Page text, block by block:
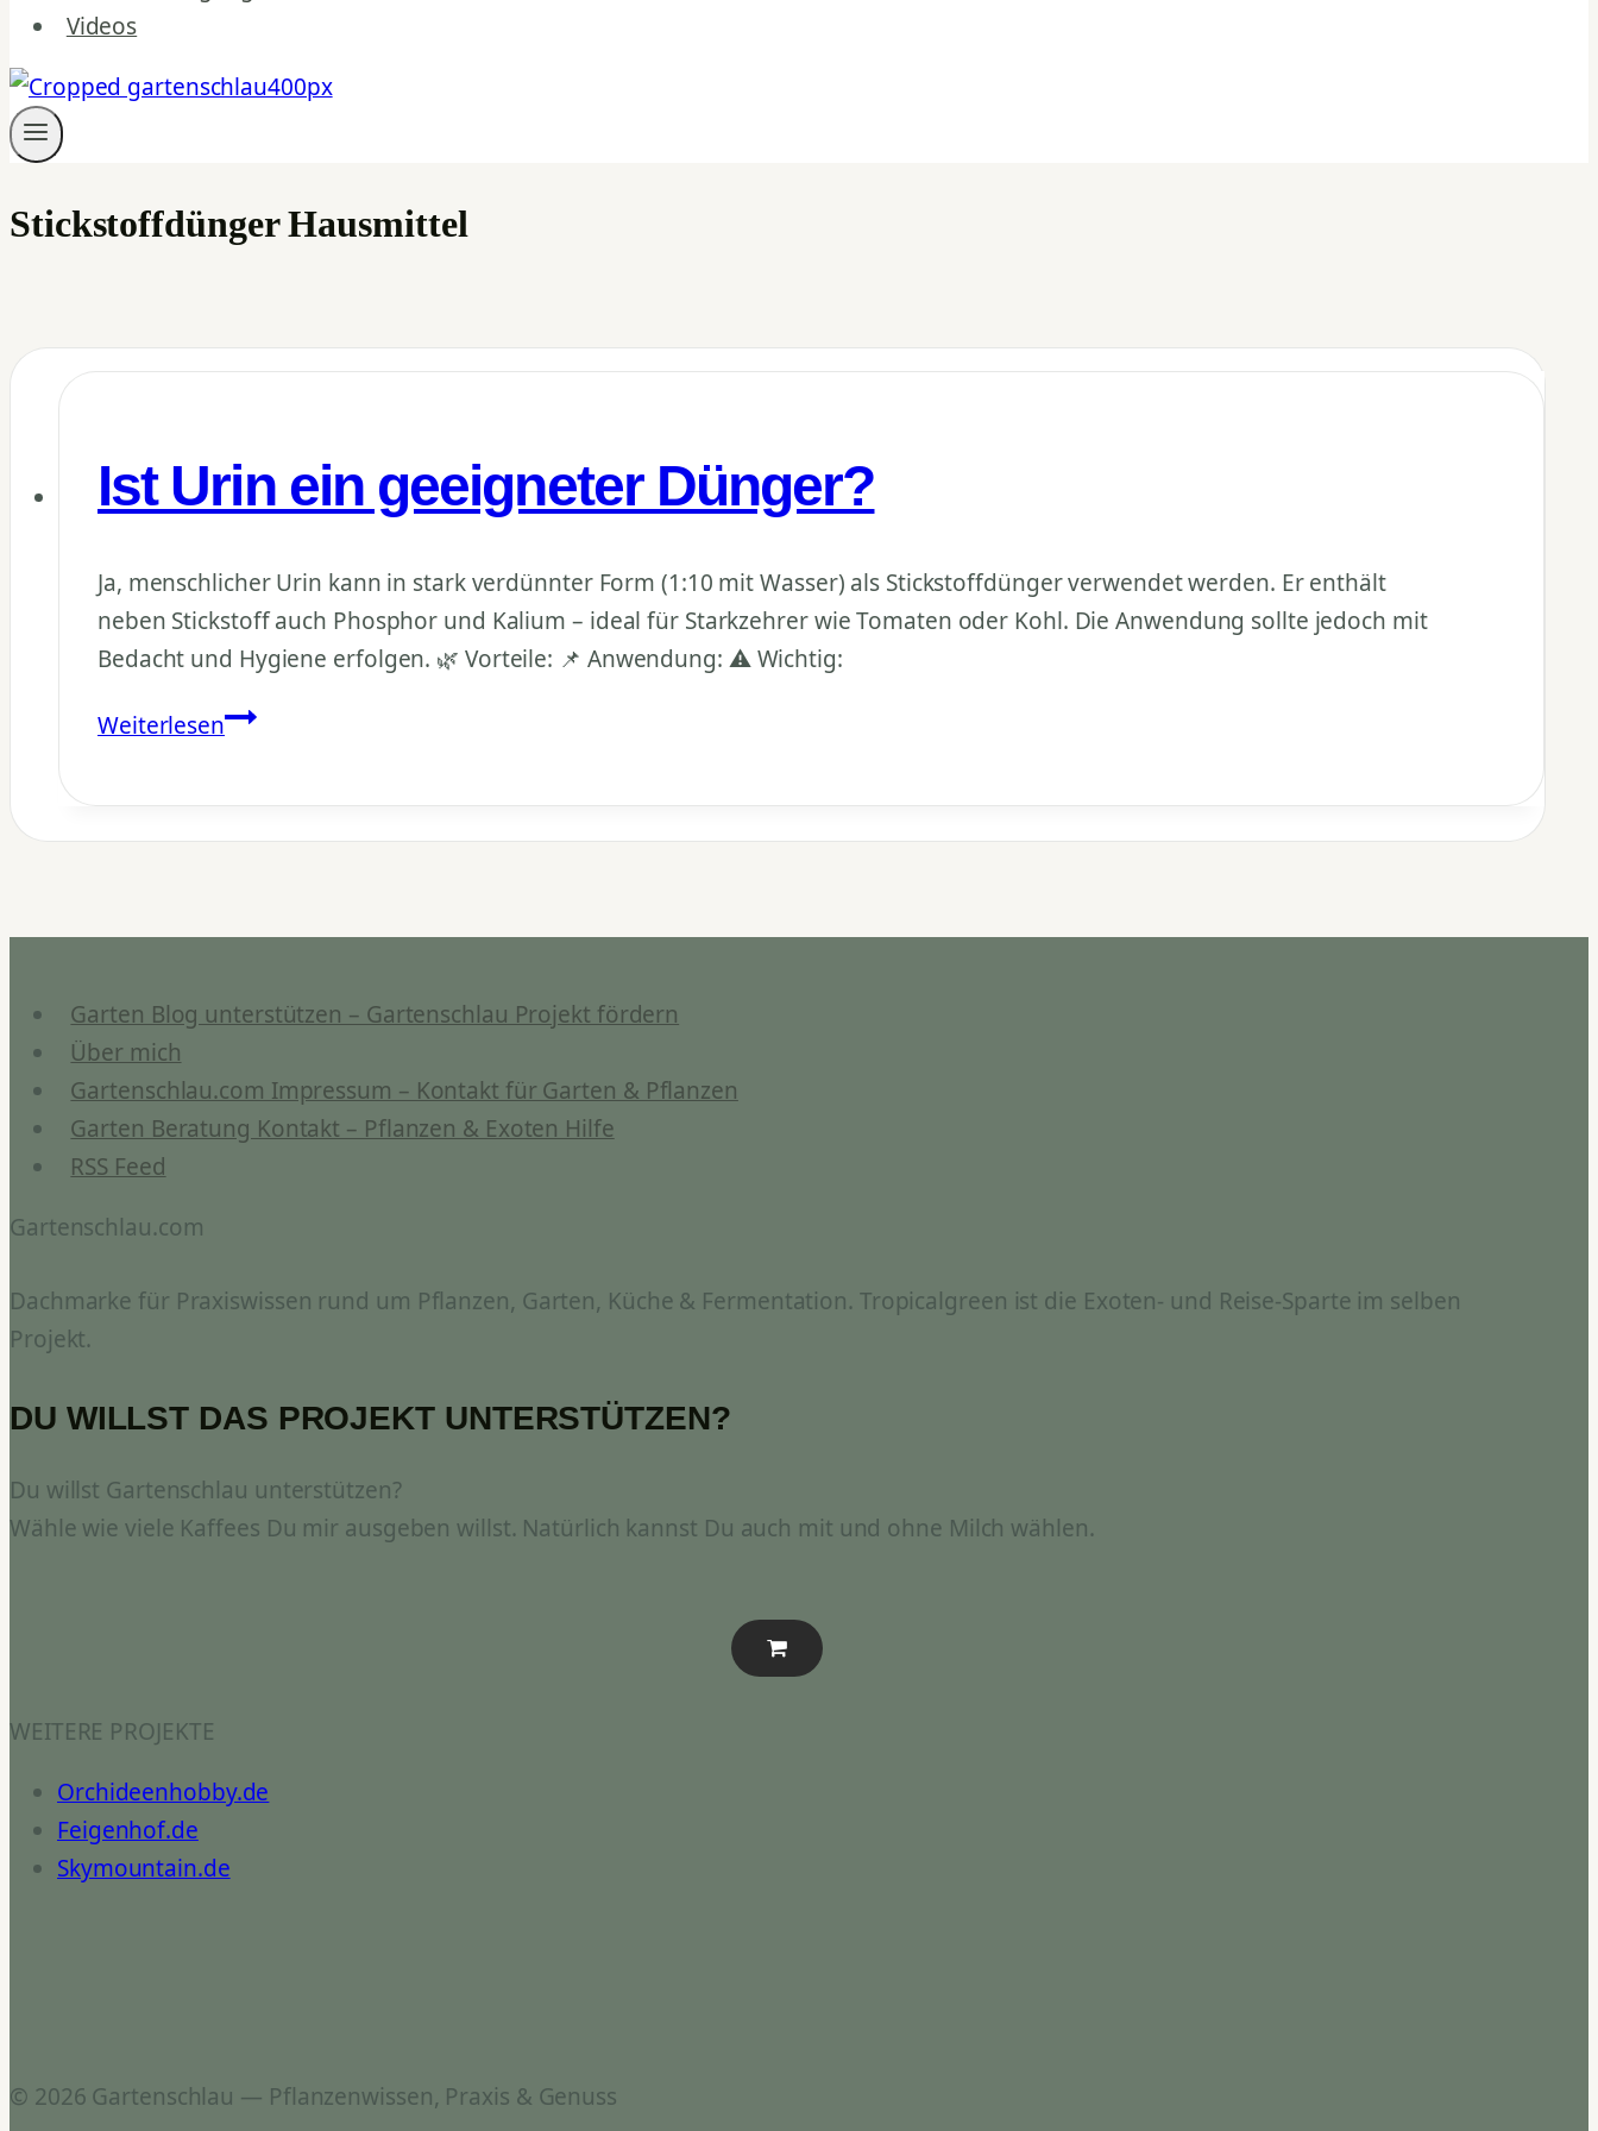
Videos
Stickstoffdünger Hausmittel
Ist Urin ein geeigneter Dünger?
Ja, menschlicher Urin kann in stark verdünnter Form (1:10 mit Wasser) als Stickstoffdünger verwendet werden. Er enthält
neben Stickstoff auch Phosphor und Kalium – ideal für Starkzehrer wie Tomaten oder Kohl. Die Anwendung sollte jedoch mit
Bedacht und Hygiene erfolgen. 🌿 Vorteile: 📌 Anwendung: ⚠️ Wichtig:
WeiterlesenIst
geeigneter
Garten Blog unterstützen – Gartenschlau Projekt fördern
Über mich
Gartenschlau.com Impressum – Kontakt für Garten & Pflanzen
Garten Beratung Kontakt – Pflanzen & Exoten Hilfe
RSS Feed
Gartenschlau.com
Dachmarke für Praxiswissen rund um Pflanzen, Garten, Küche & Fermentation. Tropicalgreen ist die Exoten- und Reise-Sparte im selben
Projekt.
DU WILLST DAS PROJEKT UNTERSTÜTZEN?
Du willst Gartenschlau unterstützen?
Wähle wie viele Kaffees Du mir ausgeben willst. Natürlich kannst Du auch mit und ohne Milch wählen.
WEITERE PROJEKTE
Orchideenhobby.de
Feigenhof.de
Skymountain.de
© 2026 Gartenschlau — Pflanzenwissen, Praxis & Genuss